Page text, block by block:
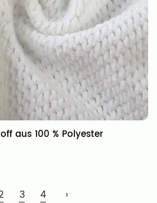
aus 100 % Polyester
3 4 ›